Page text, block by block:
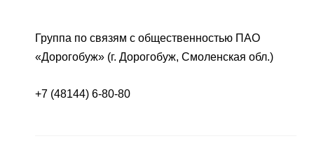
Группа по связям с общественностью ПАО
«Дорогобуж» (г. Дорогобуж, Смоленская обл.)
+7 (48144) 6-80-80